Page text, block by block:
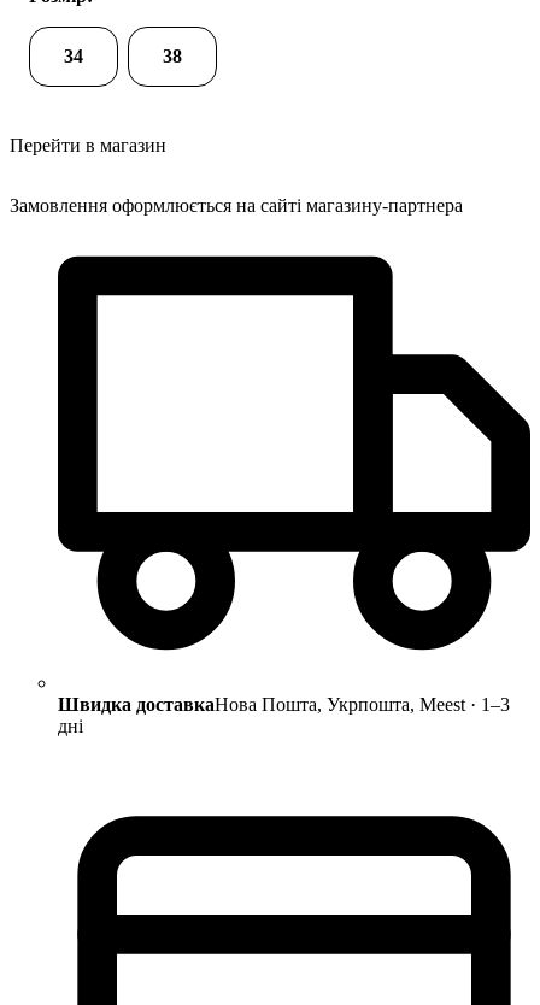
34 38
Перейти в магазин
Замовлення оформлюється на сайті магазину-партнера
Швидка доставкаНова Пошта, Укрпошта, Meest · 1–3
дні